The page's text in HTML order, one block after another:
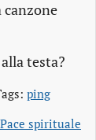
canzone
testa?
ping
Pace spirituale